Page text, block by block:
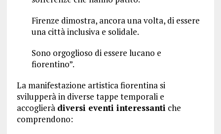
Firenze dimostra, ancora una volta, di essere
una città inclusiva e solidale.
Sono orgoglioso di essere lucano e
fiorentino”.
La manifestazione artistica fiorentina si
svilupperà in diverse tappe temporali e
accoglierà diversi eventi interessanti che
comprendono: